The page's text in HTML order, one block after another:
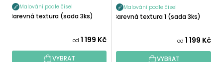
Malování podle čísel
Barevná textura (sada 3ks)
od 1 199 Kč
VYBRAT
Malování podle čísel
Barevná textura 1 (sada 3ks)
od 1 199 Kč
VYBRAT